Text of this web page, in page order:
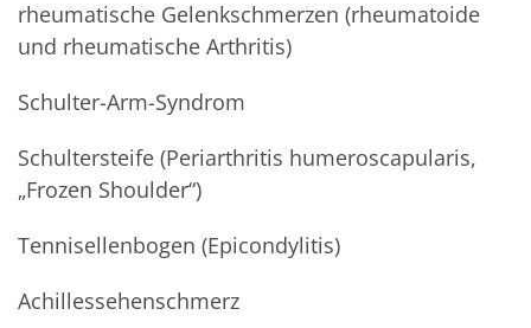
rheumatische Gelenkschmerzen (rheumatoide
und rheumatische Arthritis)
Schulter-Arm-Syndrom
Schultersteife (Periarthritis humeroscapularis,
„Frozen Shoulder“)
Tennisellenbogen (Epicondylitis)
Achillessehenschmerz